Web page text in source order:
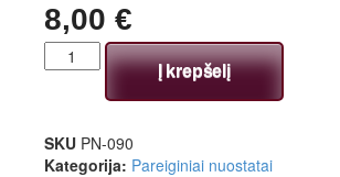
8,00 €
Į krepšelį
SKU PN-090
Kategorija: Pareiginiai nuostatai